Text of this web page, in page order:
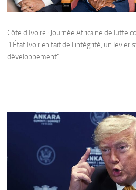
Côte d'Ivoire : Journée Africaine de lutte
"l'État Ivoirien fait de l'intégrité, un levier
développement"